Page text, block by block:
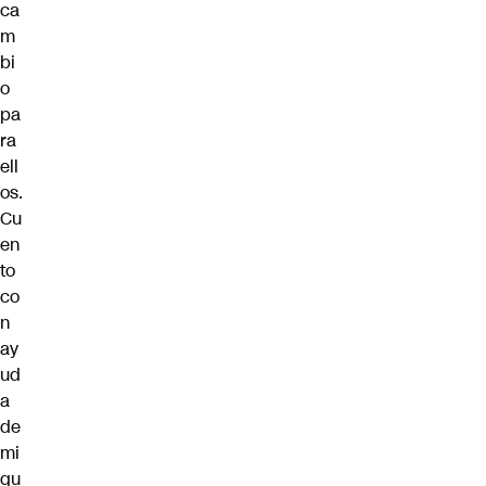
ca
m
bi
o
pa
ra
ell
os.
Cu
en
to
co
n
ay
ud
a
de
mi
qu